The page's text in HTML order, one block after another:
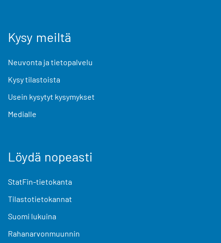
Kysy meiltä
Neuvonta ja tietopalvelu
Kysy tilastoista
Usein kysytyt kysymykset
Medialle
Löydä nopeasti
StatFin-tietokanta
Tilastotietokannat
Suomi lukuina
Rahanarvonmuunnin